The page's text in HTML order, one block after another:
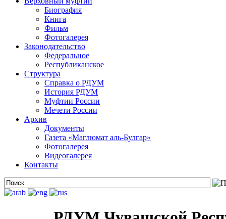
Биография
Книга
Фильм
Фотогалерея
Законодательство
Федеральное
Республиканское
Структура
Справка о РДУМ
История РДУМ
Муфтии России
Мечети России
Архив
Документы
Газета «Маглюмат аль-Булгар»
Фотогалерея
Видеогалерея
Контакты